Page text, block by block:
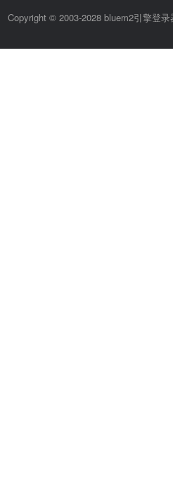
Copyright © 2003-2028 bluem2引擎登